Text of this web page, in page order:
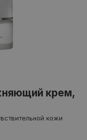
крем,
кожи